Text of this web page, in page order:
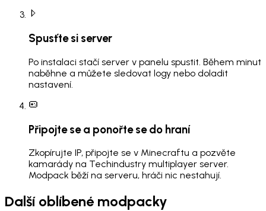
Spusťte si server
Po instalaci stačí server v panelu spustit. Během minut
naběhne a můžete sledovat logy nebo doladit
nastavení.
Připojte se a ponořte se do hraní
Zkopírujte IP, připojte se v Minecraftu a pozvěte
kamarády na Techindustry multiplayer server.
Modpack běží na serveru, hráči nic nestahují.
Další oblíbené modpacky